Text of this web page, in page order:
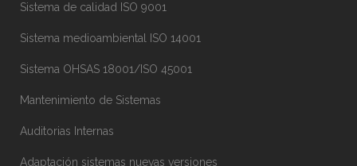
Sistema de calidad ISO 9001
Sistema medioambiental ISO 14001
Sistema OHSAS 18001/ISO 45001
Mantenimiento de Sistemas
Auditorias Internas
Adaptación sistemas nuevas versiones